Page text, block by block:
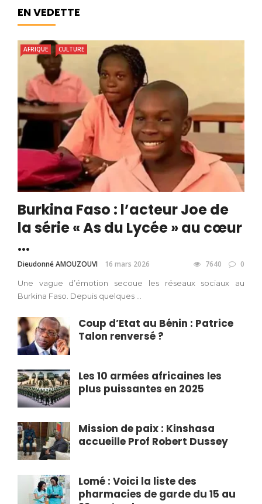
EN VEDETTE
AFRIQUE CULTURE
Burkina Faso : l’acteur Joe de
la série « As du Lycée » au cœur
...
Dieudonné AMOUZOUVI 16 mars 2026 7640 0
Une vague d’émotion secoue les réseaux sociaux au
Burkina Faso. Depuis quelques ...
Coup d’Etat au Bénin : Patrice
Talon renversé ?
Les 10 armées africaines les
plus puissantes en 2025
Mission de paix : Kinshasa
accueille Prof Robert Dussey
Lomé : Voici la liste des
pharmacies de garde du 15 au